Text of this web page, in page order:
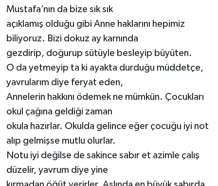
Mustafa’nın da bize sık sık
açıklamış olduğu gibi Anne haklarını hepimiz
biliyoruz. Bizi dokuz ay karnında
gezdirip, doğurup sütüyle besleyip büyüten.
O da yetmeyip ta ki ayakta durduğu müddetçe,
yavrularım diye feryat eden,
Annelerin hakkını ödemek ne mümkün. Çocukları
okul çağına geldiği zaman
okula hazırlar. Okulda gelince eğer çocuğu iyi not
alıp gelmişse mutlu olurlar.
Notu iyi değilse de sakince sabır et azimle çalış
düzelir, yavrum diye yine